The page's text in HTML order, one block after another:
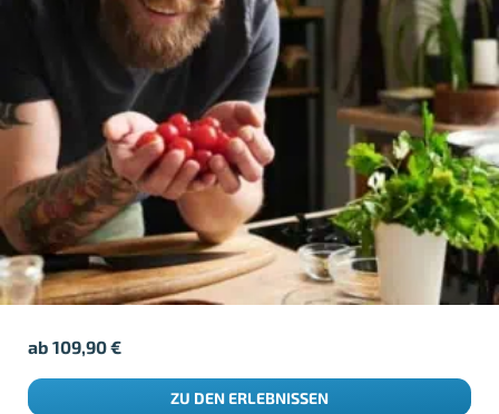
ab109,90€
ZU DEN ERLEBNISSEN